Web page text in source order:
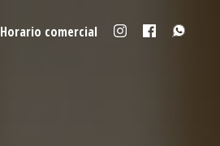
Horario comercial